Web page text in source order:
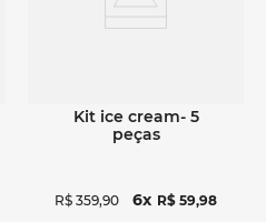
kit ice cream- 5
peças
R$ 359,90 6 R$ 59,98